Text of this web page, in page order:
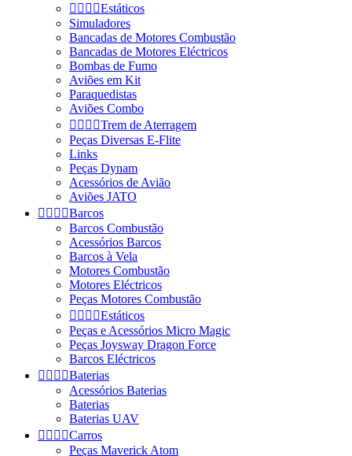
   Estáticos
Simuladores
Bancadas de Motores Combustão
Bancadas de Motores Eléctricos
Bombas de Fumo
Aviões em Kit
Paraquedistas
Aviões Combo
   Trem de Aterragem
Peças Diversas E-Flite
Links
Peças Dynam
Acessórios de Avião
Aviões JATO
   Barcos
Barcos Combustão
Acessórios Barcos
Barcos à Vela
Motores Combustão
Motores Eléctricos
Peças Motores Combustão
   Estáticos
Peças e Acessórios Micro Magic
Peças Joysway Dragon Force
Barcos Eléctricos
   Baterias
Acessórios Baterias
Baterias
Baterias UAV
   Carros
Peças Maverick Atom